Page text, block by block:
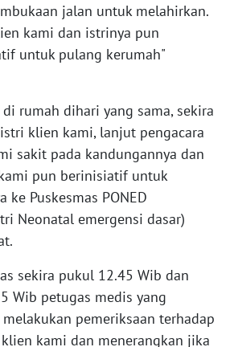
jalan untuk melahirkan.
kami dan istrinya pun
untuk pulang kerumah"
di rumah dihari yang sama, sekira
klien kami, lanjut pengacara
sakit pada kandungannya dan
pun berinisiatif untuk
ke Puskesmas PONED
Neonatal emergensi dasar)
sekira pukul 12.45 Wib dan
Wib petugas medis yang
pemeriksaan terhadap
kami dan menerangkan jika